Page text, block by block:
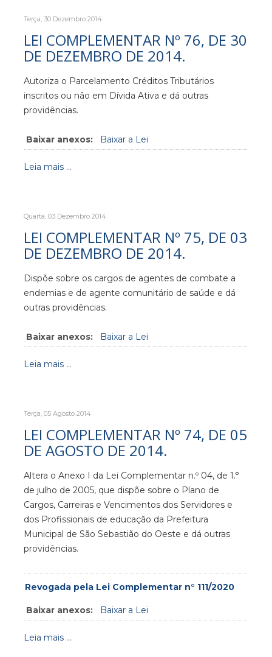
Terça, 30 Dezembro 2014
LEI COMPLEMENTAR Nº 76, DE 30
DE DEZEMBRO DE 2014.
Autoriza o Parcelamento Créditos Tributários
inscritos ou não em Dívida Ativa e dá outras
providências.
Baixar anexos: Baixar a Lei
Leia mais ...
Quarta, 03 Dezembro 2014
LEI COMPLEMENTAR Nº 75, DE 03
DE DEZEMBRO DE 2014.
Dispõe sobre os cargos de agentes de combate a
endemias e de agente comunitário de saúde e dá
outras providências.
Baixar anexos: Baixar a Lei
Leia mais ...
Terça, 05 Agosto 2014
LEI COMPLEMENTAR Nº 74, DE 05
DE AGOSTO DE 2014.
Altera o Anexo I da Lei Complementar n.º 04, de 1.°
de julho de 2005, que dispõe sobre o Plano de
Cargos, Carreiras e Vencimentos dos Servidores e
dos Profissionais de educação da Prefeitura
Municipal de São Sebastião do Oeste e dá outras
providências.
Revogada pela Lei Complementar n° 111/2020
Baixar anexos: Baixar a Lei
Leia mais ...